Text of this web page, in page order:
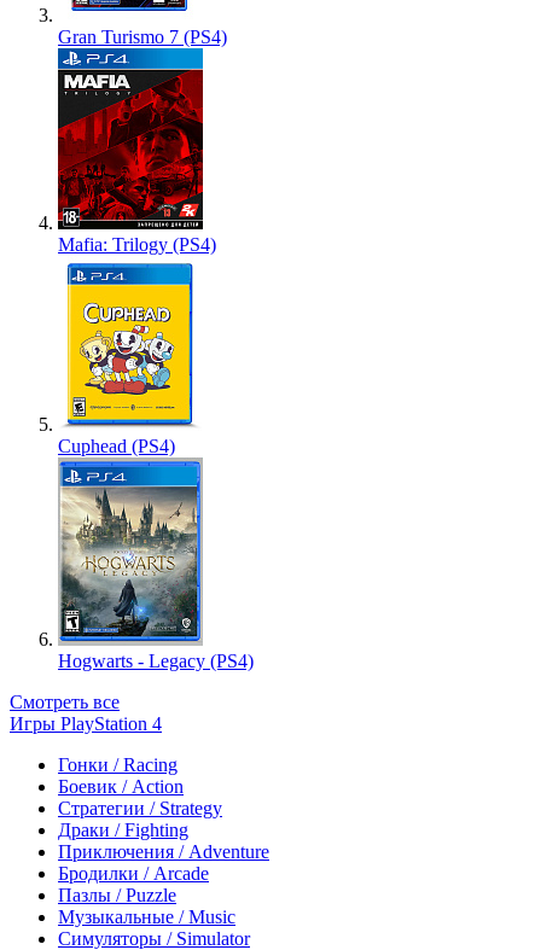
Gran Turismo 7 (PS4)
Mafia: Trilogy (PS4)
Cuphead (PS4)
Hogwarts - Legacy (PS4)
Смотреть все
Игры PlayStation 4
Гонки / Racing
Боевик / Action
Стратегии / Strategy
Драки / Fighting
Приключения / Adventure
Бродилки / Arcade
Пазлы / Puzzle
Музыкальные / Music
Симуляторы / Simulator